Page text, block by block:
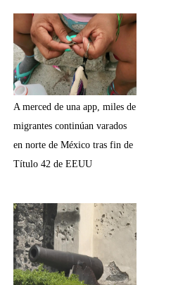
A merced de una app, miles de
migrantes continúan varados
en norte de México tras fin de
Título 42 de EEUU